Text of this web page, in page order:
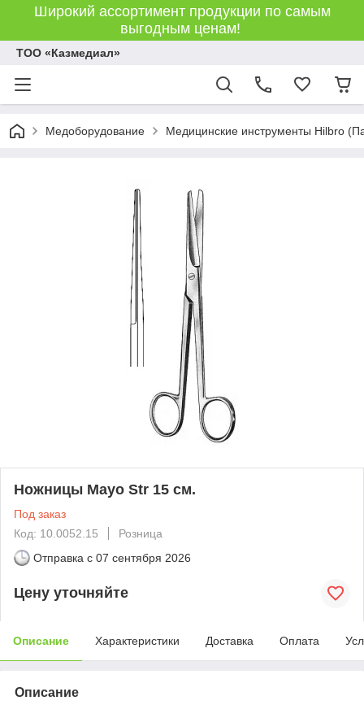
Широкий ассортимент продукции по самым
выгодным ценам!
ТОО «Казмедиал»
Медоборудование Медицинские инструменты Hilbro
Ножницы Mayo Str 15 см.
Под заказ
Код: 10.0052.15
Розница
Отправка с 07 сентября 2026
Цену уточняйте
Описание Характеристики Доставка Оплата
Описание